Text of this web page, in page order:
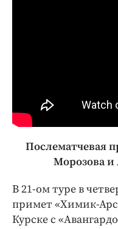
Послематчевая
Морозова и
В 21-ом туре в
примет «Химик-
Курске с